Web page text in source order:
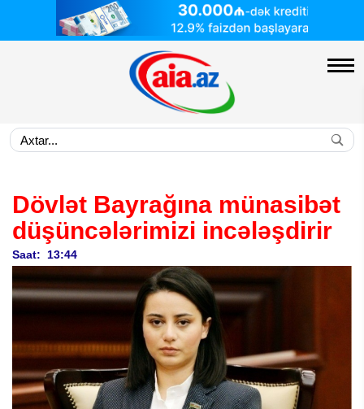
Dövlət Bayrağına münasibət
düşüncələrimizi incələşdirir
Saat: 13:44